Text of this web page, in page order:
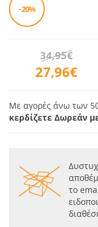
- 20%
27,96€
34,95€
Με αγορές άνω των
κερδίζετε Δωρεάν
το